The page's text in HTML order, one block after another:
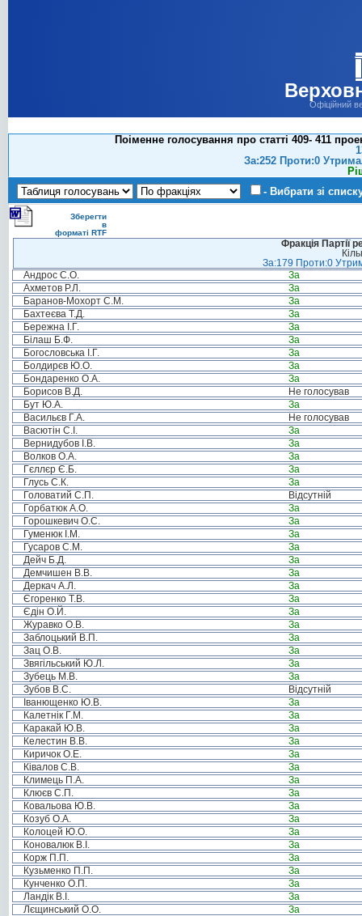
Офіційний
Поіменне голосування про статті 409- 411
За:252 Проти:0
- Вибрати зі
Зберегти
в
форматі RTF
Фракція Партії
За:179 Проти:0
Андрос С.О.
За
Ахметов Р.Л.
За
Баранов-Мохорт С.М.
За
Бахтеєва Т.Д.
За
Бережна І.Г.
За
Білаш Б.Ф.
За
Богословська І.Г.
За
Болдирєв Ю.О.
За
Бондаренко О.А.
За
Борисов В.Д.
Не голосував
Бут Ю.А.
За
Васильєв Г.А.
Не голосував
Васютін С.І.
За
Вернидубов І.В.
За
Волков О.А.
За
Гєллєр Є.Б.
За
Глусь С.К.
За
Головатий С.П.
Відсутній
Горбатюк А.О.
За
Горошкевич О.С.
За
Гуменюк І.М.
За
Гусаров С.М.
За
Дейч Б.Д.
За
Демчишен В.В.
За
Деркач А.Л.
За
Єгоренко Т.В.
За
Єдін О.Й.
За
Журавко О.В.
За
Заблоцький В.П.
За
Зац О.В.
За
Звягільський Ю.Л.
За
Зубець М.В.
За
Зубов В.С.
Відсутній
Іванющенко Ю.В.
За
Калетнік Г.М.
За
Каракай Ю.В.
За
Келестин В.В.
За
Киричок О.Е.
За
Ківалов С.В.
За
Климець П.А.
За
Клюєв С.П.
За
Ковальова Ю.В.
За
Козуб О.А.
За
Колоцей Ю.О.
За
Коновалюк В.І.
За
Корж П.П.
За
Кузьменко П.П.
За
Кунченко О.П.
За
Ландік В.І.
За
Лєщинський О.О.
За